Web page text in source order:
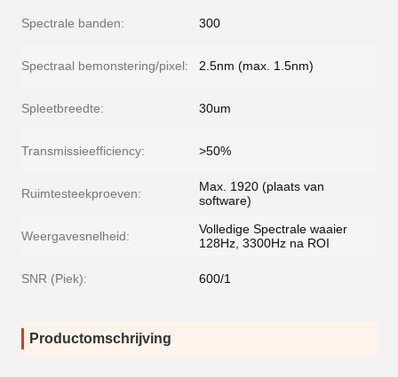
Spectrale banden: 300
Spectraal bemonstering/pixel: 2.5nm (max. 1.5nm)
Spleetbreedte: 30um
Transmissieefficiency: >50%
Ruimtesteekproeven:
Max. 1920 (plaats van
software)
Weergavesnelheid:
Volledige Spectrale waaier
128Hz, 3300Hz na ROI
SNR (Piek): 600/1
Productomschrijving